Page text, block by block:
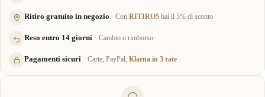
Ritiro gratuito in negozio Con RITIRO5 hai il 5% di sconto
Reso entro 14 giorni Cambio o rimborso
Pagamenti sicuri Carte, PayPal, Klarna in 3 rate